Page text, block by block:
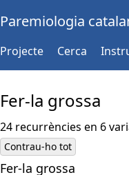
Paremiologia
Projecte Cerca
Fer-la grossa
24 recurrències en 6
Contrau-ho tot
Fer-la grossa